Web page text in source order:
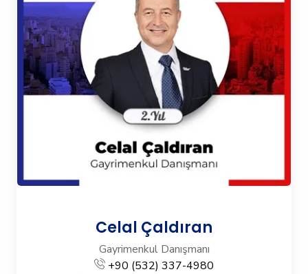
Celal Çaldıran
Gayrimenkul Danışmanı
+90 (532) 337-4980